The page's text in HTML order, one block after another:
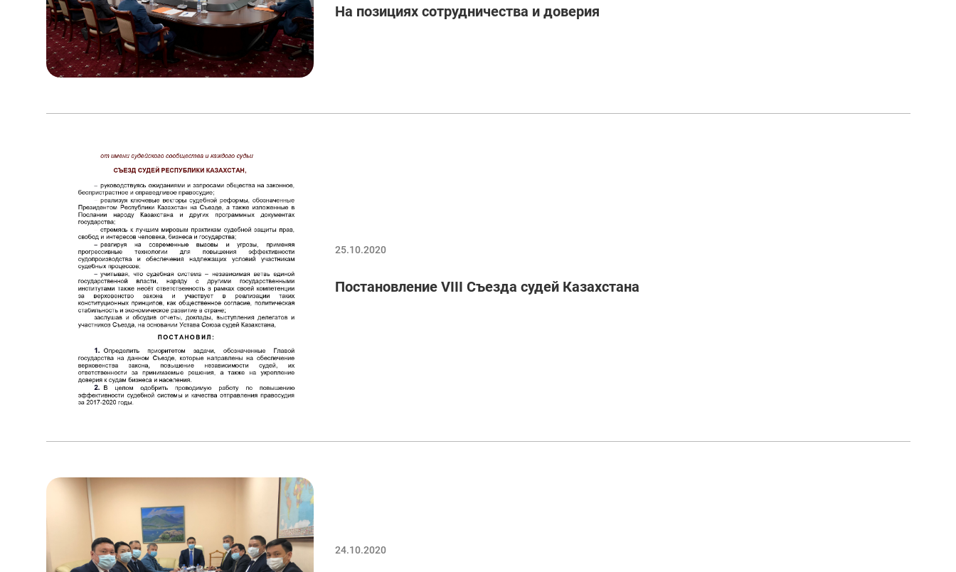
На позициях сотрудничества и доверия
25.10.2020
Постановление VIII Съезда судей Казахстана
24.10.2020